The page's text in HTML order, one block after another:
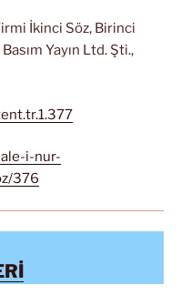
İkinci Söz, Birinci
Basım Yayın Ltd. Şti.,
i-nur-
376